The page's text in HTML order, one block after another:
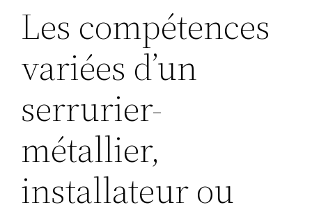
Les compétences
variées d’un
serrurier-
métallier,
installateur ou